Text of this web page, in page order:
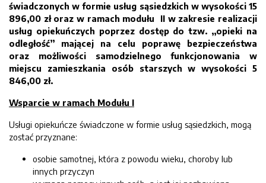
świadczonych w formie usług sąsiedzkich w wysokości 15
896,00 zł oraz w ramach modułu II w zakresie realizacji
usług opiekuńczych poprzez dostęp do tzw. „opieki na
odległość” mającej na celu poprawę bezpieczeństwa
oraz możliwości samodzielnego funkcjonowania w
miejscu zamieszkania osób starszych w wysokości 5
846,00 zł.
Wsparcie w ramach Modułu I
Usługi opiekuńcze świadczone w formie usług sąsiedzkich, mogą
zostać przyznane:
osobie samotnej, która z powodu wieku, choroby lub
innych przyczyn